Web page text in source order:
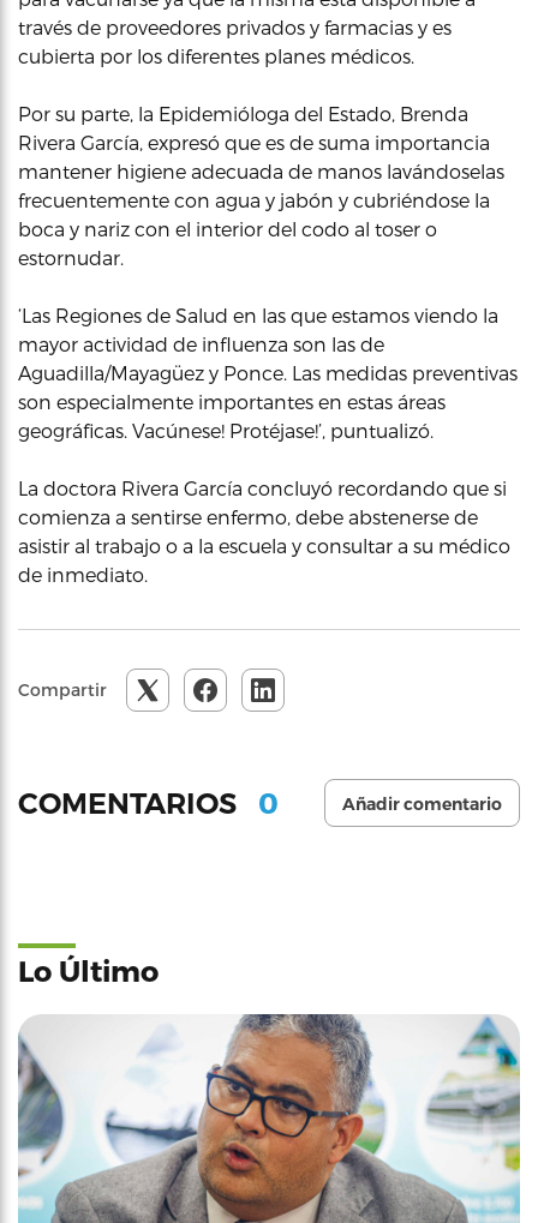
través de proveedores privados y farmacias y es
cubierta por los diferentes planes médicos.
Por su parte, la Epidemióloga del Estado, Brenda
Rivera García, expresó que es de suma importancia
mantener higiene adecuada de manos lavándoselas
frecuentemente con agua y jabón y cubriéndose la
boca y nariz con el interior del codo al toser o
estornudar.
‘Las Regiones de Salud en las que estamos viendo la
mayor actividad de influenza son las de
Aguadilla/Mayagüez y Ponce. Las medidas preventivas
son especialmente importantes en estas áreas
geográficas. Vacúnese! Protéjase!’, puntualizó.
La doctora Rivera García concluyó recordando que si
comienza a sentirse enfermo, debe abstenerse de
asistir al trabajo o a la escuela y consultar a su médico
de inmediato.
Compartir
COMENTARIOS 0 Añadir comentario
Lo Último